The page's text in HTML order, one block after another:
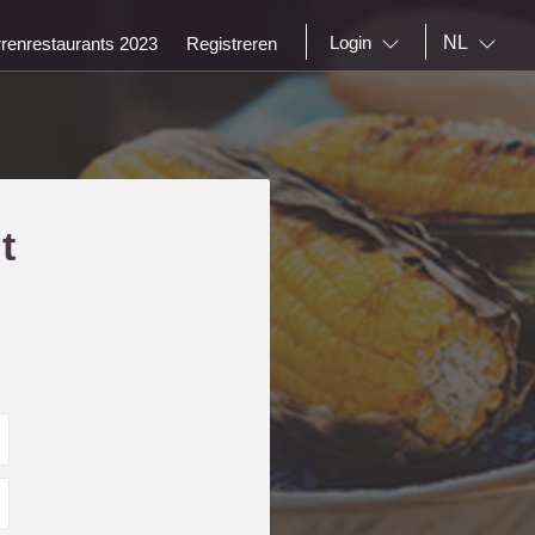
2023 Registreren Login NL